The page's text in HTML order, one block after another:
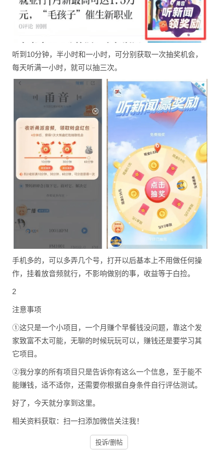
听到10分钟，半小时和一小时，可分别获取一次抽奖机会，
每天听满一小时，就可以抽三次。
手机多的，可以多弄几个号，打开以后基本上不用做任何操
作，挂着放音频就行，不影响做别的事，收益等于白捡。
2
注意事项
①这只是一个小项目，一个月赚个早餐钱没问题，靠这个发
家致富不太可能，无聊的时候玩玩可以，赚钱还是要学习其
它项目。
②我分享的所有项目只是告诉你有这么一个信息，至于能不
能赚钱，适不适你，还需要你根据自身条件自行评估测试。
好了，今天就分享到这里。
相关资料获取：扫一扫添加微信关注我！
投诉/删帖